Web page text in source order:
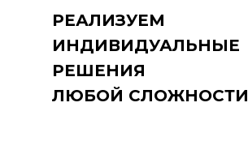
РЕАЛИЗУЕМ
ИНДИВИДУАЛЬНЫЕ
РЕШЕНИЯ
ЛЮБОЙ СЛОЖНОСТИ